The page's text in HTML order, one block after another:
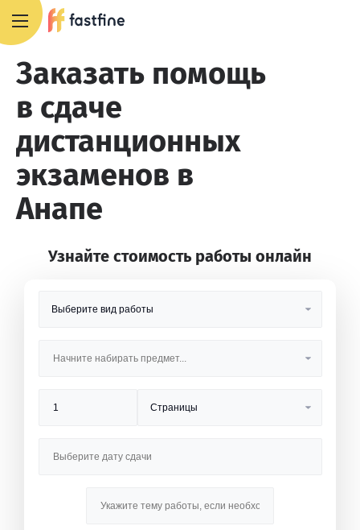
Заказать помощь
в сдаче
дистанционных
экзаменов в
Анапе
Узнайте стоимость работы онлайн